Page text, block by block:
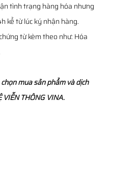
tình trạng hàng hóa nhưng
kể từ lúc ký nhận hàng.
từ kèm theo như: Hóa
mua sản phẩm và dịch
VIỄN THÔNG VINA.